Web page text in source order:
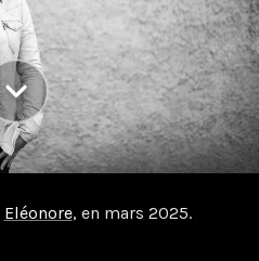
Eléonore, en mars 2025.